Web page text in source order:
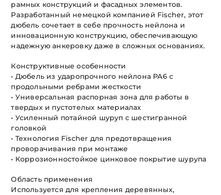
рамных конструкций и фасадных элементов.
Разработанный немецкой компанией Fischer, этот
дюбель сочетает в себе прочность нейлона и
инновационную конструкцию, обеспечивающую
надежную анкеровку даже в сложных основаниях.
Конструктивные особенности
• Дюбель из ударопрочного нейлона PA6 с
продольными ребрами жесткости
• Универсальная распорная зона для работы в
твердых и пустотелых материалах
• Усиленный потайной шуруп с шестигранной
головкой
• Технология Fischer для предотвращения
проворачивания при монтаже
• Коррозионностойкое цинковое покрытие шурупа
Область применения
Используется для крепления деревянных,